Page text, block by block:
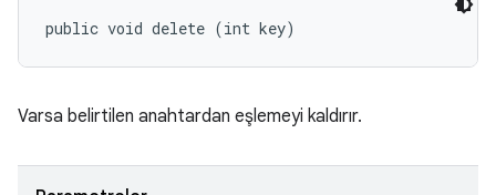
public void delete (int key)
Varsa belirtilen anahtardan eşlemeyi kaldırır.